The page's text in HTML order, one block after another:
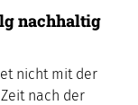
nachhaltig
nicht mit der
nach der